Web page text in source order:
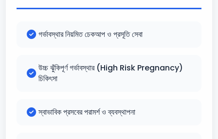
গর্ভাবস্থার নিয়মিত চেকআপ ও প্রসূতি সেবা
উচ্চ ঝুঁকিপূর্ণ গর্ভাবস্থার (High Risk Pregnancy)
চিকিৎসা
স্বাভাবিক প্রসবের পরামর্শ ও ব্যবস্থাপনা